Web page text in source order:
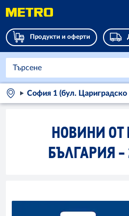
Продукти и оферти
София 1 (бул. Цариградско
НОВИНИ ОТ
БЪЛГАРИЯ -